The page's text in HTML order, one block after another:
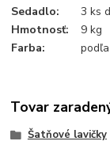
Sedadlo:
3 ks
Hmotnosť:
9 kg
Farba:
Tovar
Šatňové lavičky